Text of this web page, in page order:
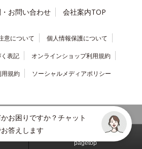
お問い合わせ
会社案内TOP
意について 個人情報保護について
表記 オンラインショップ利用規約
規約 ソーシャルメディアポリシー
pagetop
お困りですか？チャット
答えします